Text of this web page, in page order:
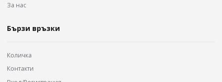
За нас
Бързи връзки
Количка
Контакти